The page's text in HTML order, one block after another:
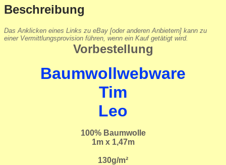
Beschreibung
Das Anklicken eines Links zu eBay [oder anderen Anbietern] kann zu
einer Vermittlungsprovision führen, wenn ein Kauf getätigt wird.
Vorbestellung
Baumwollwebware
Tim
Leo
100% Baumwolle
1m x 1,47m
130g/m²